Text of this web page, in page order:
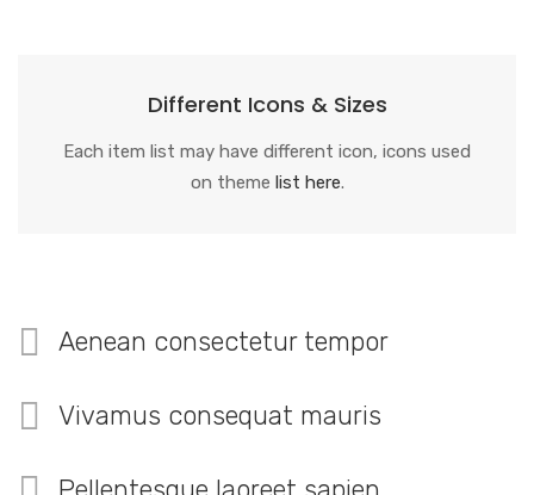
Different Icons & Sizes
Each item list may have different icon, icons used
on theme list here.
Aenean consectetur tempor
Vivamus consequat mauris